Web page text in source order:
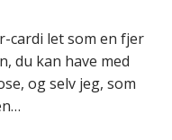
cardi let som en fjer
du kan have med
og selv jeg, som